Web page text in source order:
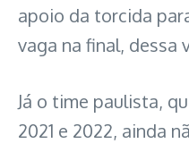
apoio da torcida
vaga na final, dessa
Já o time paulista,
2021 e 2022, ainda